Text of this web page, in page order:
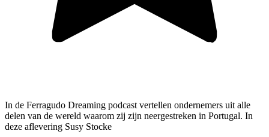
In de Ferragudo Dreaming podcast vertellen ondernemers uit alle
delen van de wereld waarom zij zijn neergestreken in Portugal. In
deze aflevering Susy Stocke